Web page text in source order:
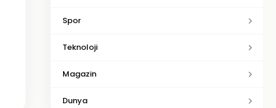
Spor
Teknoloji
Magazin
Dunya